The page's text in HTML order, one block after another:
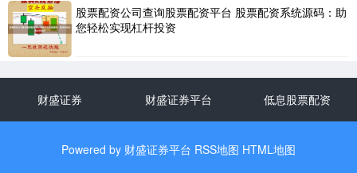
股票配资公司查询股票配资平台 股票配资系统源码：助
您轻松实现杠杆投资
财盛证券 财盛证券平台 低息股票配资
Powered by 财盛证券平台 RSS地图 HTML地图